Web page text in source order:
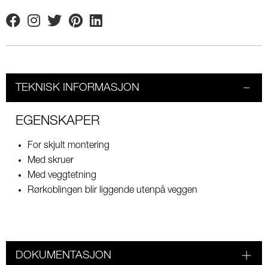
FacebookInstagram
TwitterPinterestLinkedin
TEKNISK INFORMASJON
EGENSKAPER
For skjult montering
Med skruer
Med veggtetning
Rørkoblingen blir liggende utenpå veggen
DOKUMENTASJON